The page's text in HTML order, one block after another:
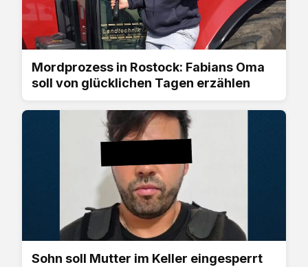
Mordprozess in Rostock: Fabians Oma
soll von glücklichen Tagen erzählen
Sohn soll Mutter im Keller eingesperrt